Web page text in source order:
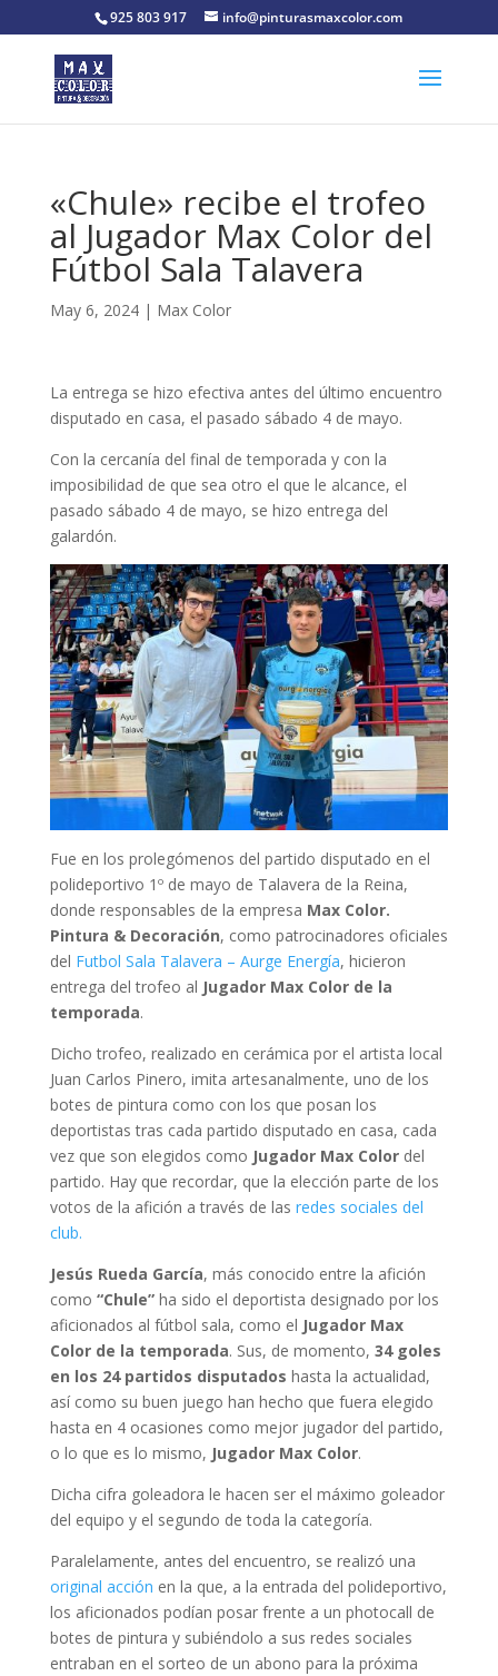
925 803 917 info@pinturasmaxcolor.com
«Chule» recibe el trofeo
al Jugador Max Color del
Fútbol Sala Talavera
May 6, 2024| Max Color
La entrega se hizo efectiva antes del último encuentro
disputado en casa, el pasado sábado 4 de mayo.
Con la cercanía del final de temporada y con la
imposibilidad de que sea otro el que le alcance, el
pasado sábado 4 de mayo, se hizo entrega del
galardón.
Fue en los prolegómenos del partido disputado en el
polideportivo 1º de mayo de Talavera de la Reina,
donde responsables de la empresa Max Color.
Pintura & Decoración, como patrocinadores oficiales
del Futbol Sala Talavera – Aurge Energía, hicieron
entrega del trofeo al Jugador Max Color de la
temporada.
Dicho trofeo, realizado en cerámica por el artista local
Juan Carlos Pinero, imita artesanalmente, uno de los
botes de pintura como con los que posan los
deportistas tras cada partido disputado en casa, cada
vez que son elegidos como Jugador Max Colordel
partido. Hay que recordar, que la elección parte de los
votos de la afición a través de las redes sociales del
club.
Jesús Rueda García, más conocido entre la afición
como “Chule”ha sido el deportista designado por los
aficionados al fútbol sala, como el Jugador Max
Color de la temporada. Sus, de momento, 34 goles
en los 24 partidos disputados hasta la actualidad,
así como su buen juego han hecho que fuera elegido
hasta en 4 ocasiones como mejor jugador del partido,
o lo que es lo mismo, Jugador Max Color.
Dicha cifra goleadora le hacen ser el máximo goleador
del equipo y el segundo de toda la categoría.
Paralelamente, antes del encuentro, se realizó una
original acción en la que, a la entrada del polideportivo,
los aficionados podían posar frente a un photocall de
botes de pintura y subiéndolo a sus redes sociales
entraban en el sorteo de un abono para la próxima